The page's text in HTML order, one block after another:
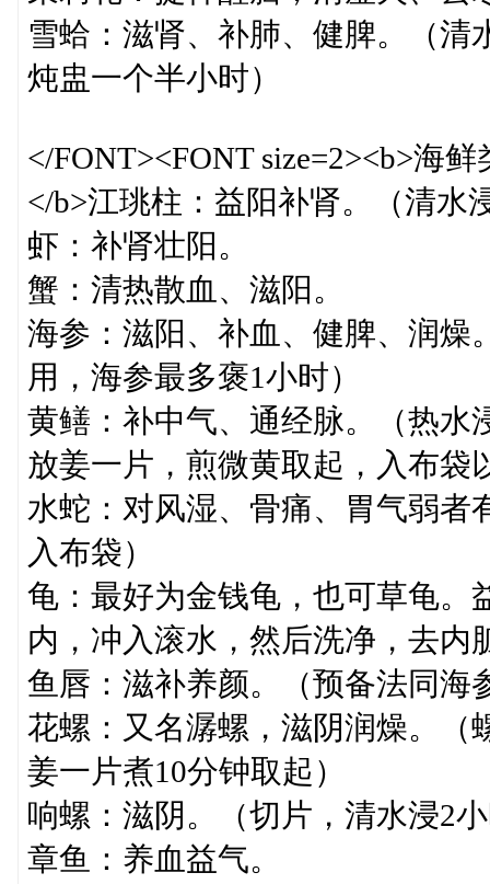
雪蛤：滋肾、补肺、健脾。（清
炖盅一个半小时）
</FONT><FONT size=2><b>海鲜
</b>江珧柱：益阳补肾。（清水
虾：补肾壮阳。
蟹：清热散血、滋阳。
海参：滋阳、补血、健脾、润燥
用，海参最多褒1小时）
黄鳝：补中气、通经脉。（热水
放姜一片，煎微黄取起，入布袋
水蛇：对风湿、骨痛、胃气弱者
入布袋）
龟：最好为金钱龟，也可草龟。
内，冲入滚水，然后洗净，去内
鱼唇：滋补养颜。（预备法同海
花螺：又名潺螺，滋阴润燥。（
姜一片煮10分钟取起）
响螺：滋阴。（切片，清水浸2
章鱼：养血益气。